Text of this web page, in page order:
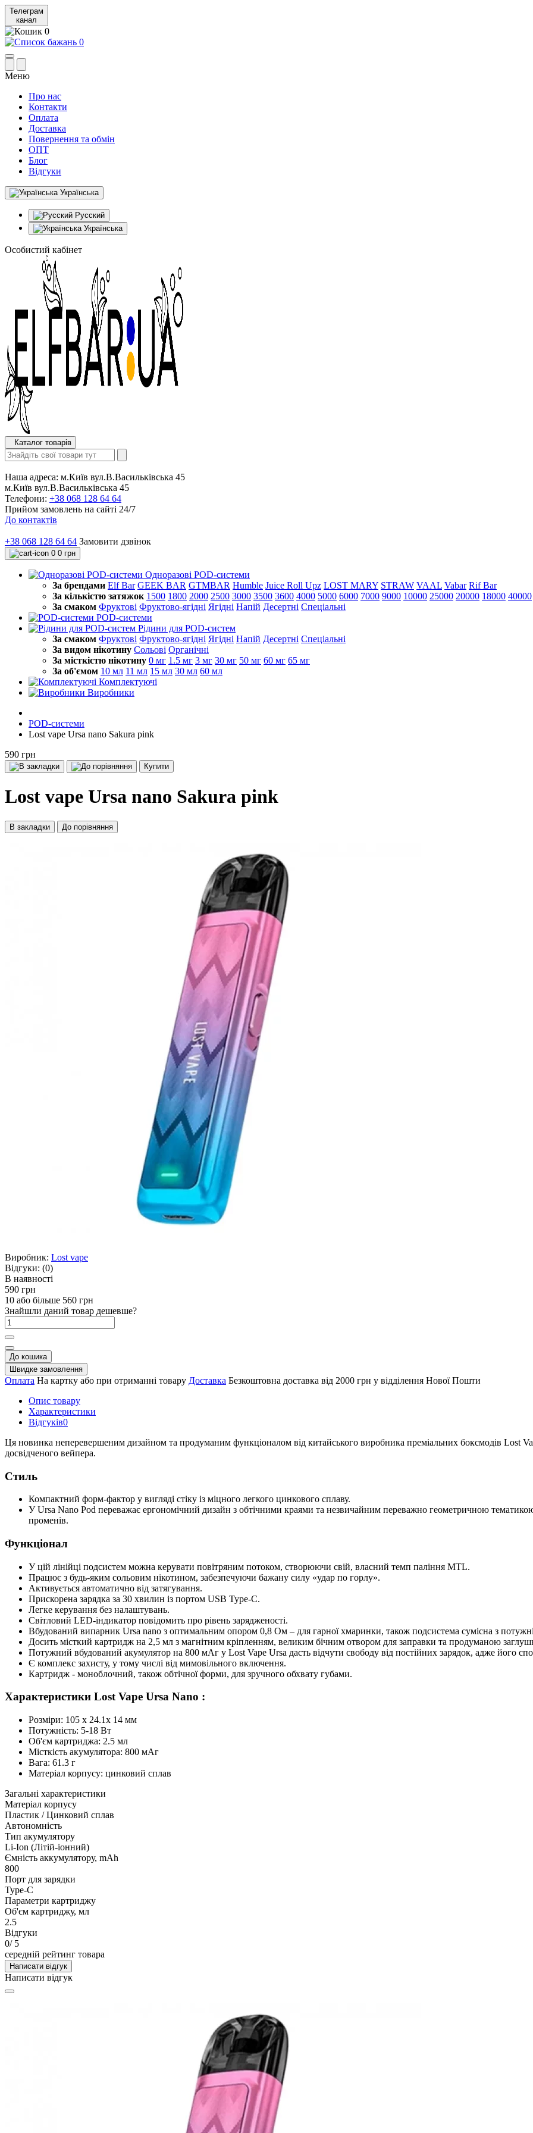
Телеграм
канал
0
0
Меню
Про нас
Контакти
Оплата
Доставка
Повернення та обмін
ОПТ
Блог
Відгуки
Українська
Русский
Українська
Особистий кабінет
Каталог товарів
Наша адреса: м.Київ вул.В.Васильківська 45
м.Київ вул.В.Васильківська 45
Телефони: +38 068 128 64 64
Прийом замовлень на сайті 24/7
До контактів
+38 068 128 64 64 Замовити дзвінок
0 0 грн
Одноразові POD-системи
За брендами Elf Bar GEEK BAR GTMBAR Humble Juice Roll Upz LOST MARY STRAW VAAL Vabar Rif Bar
За кількістю затяжок 1500 1800 2000 2500 3000 3500 3600 4000 5000 6000 7000 9000 10000 25000 20000 18000 40000
За смаком Фруктові Фруктово-ягідні Ягідні Напій Десертні Спеціальні
POD-системи
Рідини для POD-систем
За смаком Фруктові Фруктово-ягідні Ягідні Напій Десертні Спеціальні
За видом нікотину Сольові Органічні
За місткістю нікотину 0 мг 1.5 мг 3 мг 30 мг 50 мг 60 мг 65 мг
За об'ємом 10 мл 11 мл 15 мл 30 мл 60 мл
Комплектуючі
Виробники
POD-системи
Lost vape Ursa nano Sakura pink
590 грн
Купити
Lost vape Ursa nano Sakura pink
В закладки До порівняння
Виробник: Lost vape
Відгуки: (0)
В наявності
590 грн
10 або більше 560 грн
Знайшли даний товар дешевше?
До кошика
Швидке замовлення
Оплата На картку або при отриманні товару Доставка Безкоштовна доставка від 2000 грн у відділення Нової Пошти
Опис товару
Характеристики
Відгуків0
Ця новинка неперевершеним дизайном та продуманим функціоналом від китайського виробника преміальних боксмодів Lost
досвідченого вейпера.
Стиль
Компактний форм-фактор у вигляді стіку із міцного легкого цинкового сплаву.
У Ursa Nano Pod переважає ергономічний дизайн з обтічними краями та незвичайним переважно геометричною
променів.
Функціонал
У цій лінійці подсистем можна керувати повітряним потоком, створюючи свій, власний темп паління MTL.
Працює з будь-яким сольовим нікотином, забезпечуючи бажану силу «удар по горлу».
Активується автоматично від затягування.
Прискорена зарядка за 30 хвилин із портом USB Type-C.
Легке керування без налаштувань.
Світловий LED-індикатор повідомить про рівень зарядженості.
Вбудований випарник Ursa nano з оптимальним опором 0,8 Ом – для гарної хмаринки, також подсистема сумісна з
Досить місткий картридж на 2,5 мл з магнітним кріпленням, великим бічним отвором для заправки та продуманою
Потужний вбудований акумулятор на 800 мАг у Lost Vape Ursa дасть відчути свободу від постійних зарядок, адже його
Є комплекс захисту, у тому числі від мимовільного включення.
Картридж - моноблочний, також обтічної форми, для зручного обхвату губами.
Характеристики Lost Vape Ursa Nano :
Розміри: 105 х 24.1х 14 мм
Потужність: 5-18 Вт
Об'єм картриджа: 2.5 мл
Місткість акумулятора: 800 мАг
Вага: 61.3 г
Матеріал корпусу: цинковий сплав
Загальні характеристики
Матеріал корпусу
Пластик / Цинковий сплав
Автономність
Тип акумулятору
Li-Ion (Літій-іонний)
Ємність аккумулятору, mAh
800
Порт для зарядки
Type-C
Параметри картриджу
Об'єм картриджу, мл
2.5
Відгуки
0/ 5
середній рейтинг товара
Написати відгук
Написати відгук